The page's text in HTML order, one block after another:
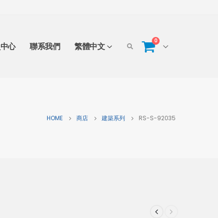
心 聯系我們 繁體中文
0
HOME 商店 建築系列 RS-S-92035